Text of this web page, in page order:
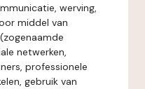
werving,
middel van
netwerken,
professionele
gebruik van